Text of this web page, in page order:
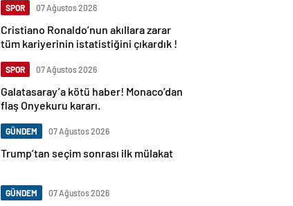
SPOR 07 Ağustos 2026
Cristiano Ronaldo’nun akıllara zarar
tüm kariyerinin istatistiğini çıkardık !
SPOR 07 Ağustos 2026
Galatasaray’a kötü haber! Monaco’dan
flaş Onyekuru kararı.
GÜNDEM 07 Ağustos 2026
Trump’tan seçim sonrası ilk mülakat
GÜNDEM 07 Ağustos 2026